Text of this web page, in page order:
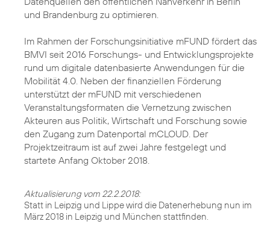
und Brandenburg zu optimieren.
Im Rahmen der Forschungsinitiative mFUND fördert das
BMVI seit 2016 Forschungs- und Entwicklungsprojekte
rund um digitale datenbasierte Anwendungen für die
Mobilität 4.0. Neben der finanziellen Förderung
unterstützt der mFUND mit verschiedenen
Veranstaltungsformaten die Vernetzung zwischen
Akteuren aus Politik, Wirtschaft und Forschung sowie
den Zugang zum Datenportal mCLOUD. Der
Projektzeitraum ist auf zwei Jahre festgelegt und
startete Anfang Oktober 2018.
Aktualisierung vom 22.2.2018:
Statt in Leipzig und Lippe wird die Datenerhebung nun im
März 2018 in Leipzig und München stattfinden.